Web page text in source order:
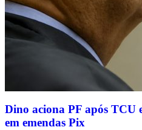
Dino aciona PF após
em emendas Pix